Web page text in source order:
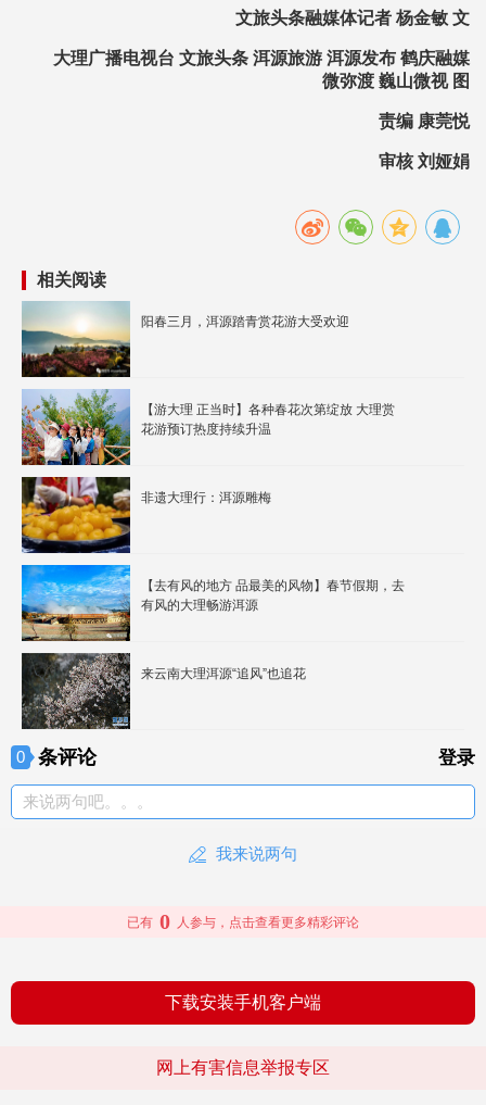
文旅头条融媒体记者 杨金敏 文
大理广播电视台 文旅头条 洱源旅游 洱源发布 鹤庆融媒
微弥渡 巍山微视 图
责编 康莞悦
审核 刘娅娟
相关阅读
阳春三月，洱源踏青赏花游大受欢迎
【游大理 正当时】各种春花次第绽放 大理赏
花游预订热度持续升温
非遗大理行：洱源雕梅
【去有风的地方 品最美的风物】春节假期，去
有风的大理畅游洱源
来云南大理洱源“追风”也追花
0 条评论 登录
来说两句吧。。。
我来说两句
已有 0 人参与，点击查看更多精彩评论
下载安装手机客户端
网上有害信息举报专区